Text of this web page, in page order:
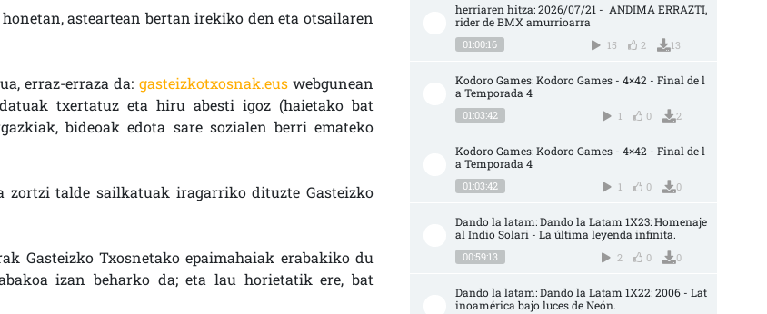
asteartean bertan irekiko den eta otsailaren
erraz-erraza da: gasteizkotxosnak.euswebgunean
txertatuz eta hiru abesti igoz (haietako bat
bideoak edota sare sozialen berri emateko
zortzi talde sailkatuak iragarriko dituzte Gasteizko
Gasteizko Txosnetako epaimahaiak erabakiko du
izan beharko da; eta lau horietatik ere, bat
herriaren hitza: 2026/07/21 -  ANDIMA ERRAZTI,
rider de BMX amurrioarra
01:00:16 15 2 13
Kodoro Games: Kodoro Games - 4×42 - Final de l
a Temporada 4
01:03:42 1 0 2
Kodoro Games: Kodoro Games - 4×42 - Final de l
a Temporada 4
01:03:42 1 0 0
Dando la latam: Dando la Latam 1X23: Homenaje
al Indio Solari - La última leyenda infinita.
00:59:13 2 0 0
Dando la latam: Dando la Latam 1X22: 2006 - Lat
inoamérica bajo luces de Neón.